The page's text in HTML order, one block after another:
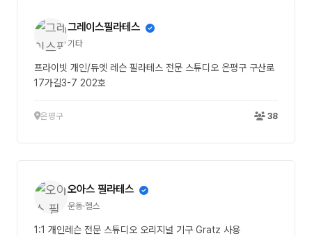
그레이스필라테스
기타
프라이빗 개인/듀엣 레슨 필라테스 전문 스튜디오 은평구 구산로
17가길3-7 202호
은평구 38
오아스 필라테스
운동·헬스
1:1 개인레슨 전문 스튜디오 오리지널 기구 Gratz 사용